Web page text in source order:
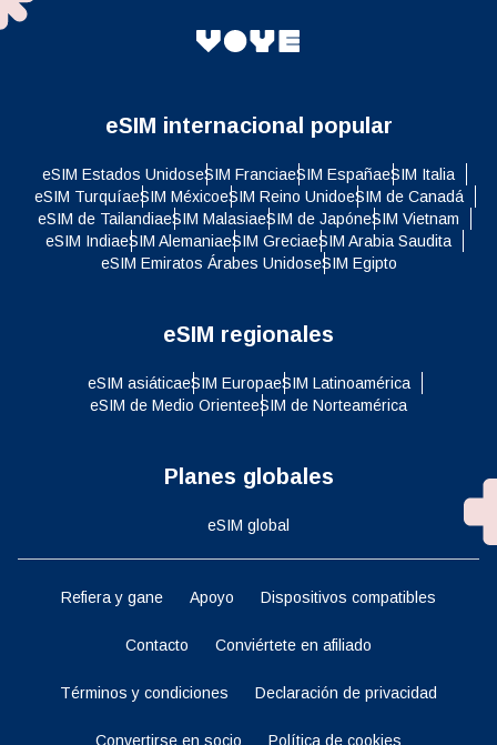
eSIM internacional popular
eSIM Estados UnidoseSIM FranciaeSIM EspañaeSIM Italia
eSIM TurquíaeSIM MéxicoeSIM Reino UnidoeSIM de Canadá
eSIM de TailandiaeSIM MalasiaeSIM de JapóneSIM Vietnam
eSIM IndiaeSIM AlemaniaeSIM GreciaeSIM Arabia Saudita
eSIM Emiratos Árabes UnidoseSIM Egipto
eSIM regionales
eSIM asiáticaeSIM EuropaeSIM Latinoamérica
eSIM de Medio OrienteeSIM de Norteamérica
Planes globales
eSIM global
Refiera y gane Apoyo Dispositivos compatibles
Contacto Conviértete en afiliado
Términos y condiciones Declaración de privacidad
Convertirse en socio Política de cookies